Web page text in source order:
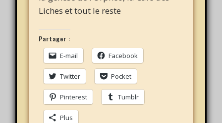
Liches et tout le reste
Partager :
E-mail Facebook
Twitter Pocket
Pinterest Tumblr
Plus